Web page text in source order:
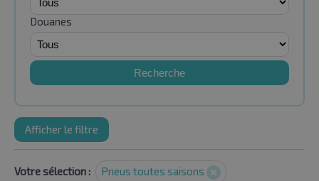
Douanes
Recherche
Afficher le filtre
Votre sélection : Pneus toutes saisons